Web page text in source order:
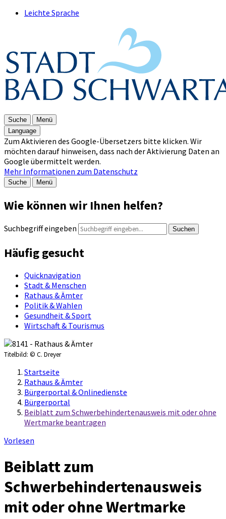
Leichte Sprache
Suche
Menü
Language
Zum Aktivieren des Google-Übersetzers bitte klicken. Wir
möchten darauf hinweisen, dass nach der Aktivierung Daten an
Google übermittelt werden.
Mehr Informationen zum Datenschutz
Suche Menü
Wie können wir Ihnen helfen?
Suchbegriff eingeben Suchen
Häufig gesucht
Quicknavigation
Stadt & Menschen
Rathaus & Ämter
Politik & Wahlen
Gesundheit & Sport
Wirtschaft & Tourismus
Titelbild: © C. Dreyer
Startseite
Rathaus & Ämter
Bürgerportal & Onlinedienste
Bürgerportal
Beiblatt zum Schwerbehindertenausweis mit oder ohne
Wertmarke beantragen
Vorlesen
Beiblatt zum
Schwerbehindertenausweis
mit oder ohne Wertmarke